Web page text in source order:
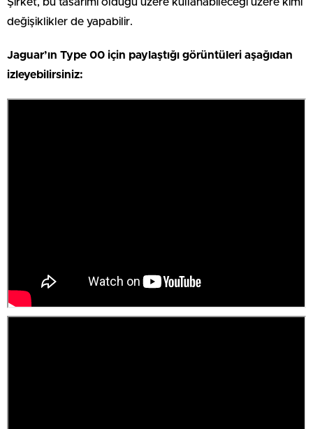
değişiklikler de yapabilir.
Jaguar’ın Type 00 için paylaştığı görüntüleri aşağıdan
izleyebilirsiniz: